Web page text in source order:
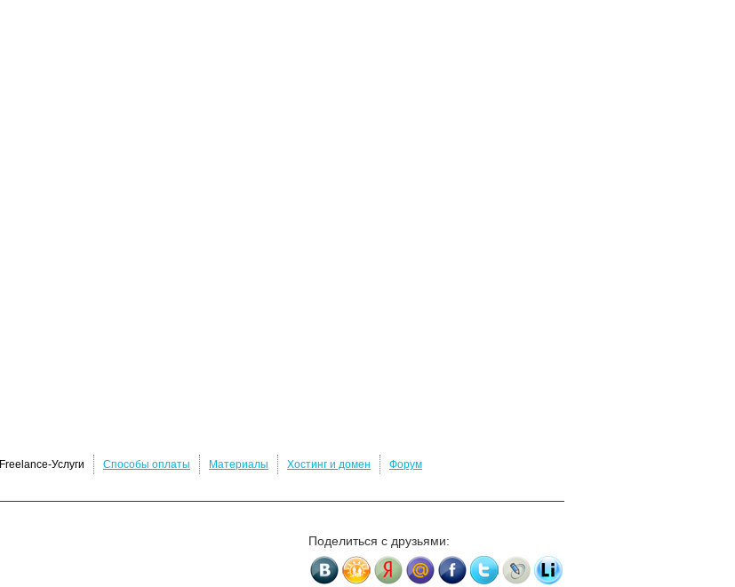
Freelance-Услуги Способы оплаты Материалы Хостинг и домен Форум
Поделиться с друзьями: